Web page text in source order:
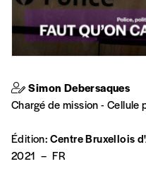
Simon Debersaques
Chargé de mission -
Édition:Centre Bruxellois
2021 – FR